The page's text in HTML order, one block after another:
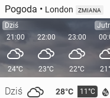
Pogoda • London ZMIANA
Dziś
21:00
24°C
Dziś 28°C 11°C
22:00
23°C
23:00
22°C